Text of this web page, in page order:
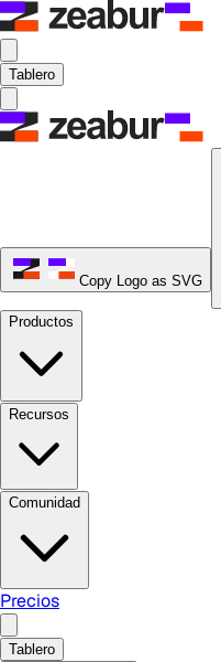
Tablero
Copy Logo as SVG
Productos
Recursos
Comunidad
Precios
Tablero